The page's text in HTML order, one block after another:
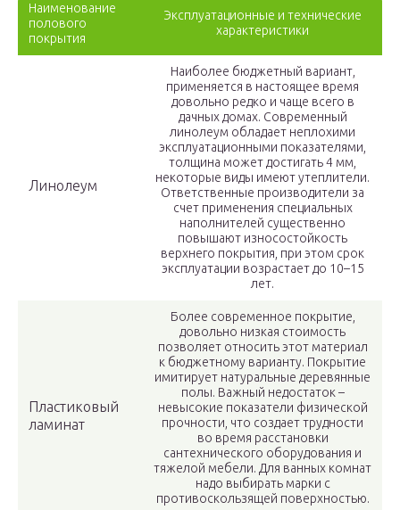
Наименование
полового
покрытия
Эксплуатационные и технические
характеристики
Линолеум
Наиболее бюджетный вариант,
применяется в настоящее время
довольно редко и чаще всего в
дачных домах. Современный
линолеум обладает неплохими
эксплуатационными показателями,
толщина может достигать 4 мм,
некоторые виды имеют утеплители.
Ответственные производители за
счет применения специальных
наполнителей существенно
повышают износостойкость
верхнего покрытия, при этом срок
эксплуатации возрастает до 10–15
лет.
Пластиковый
ламинат
Более современное покрытие,
довольно низкая стоимость
позволяет относить этот материал
к бюджетному варианту. Покрытие
имитирует натуральные деревянные
полы. Важный недостаток –
невысокие показатели физической
прочности, что создает трудности
во время расстановки
сантехнического оборудования и
тяжелой мебели. Для ванных комнат
надо выбирать марки с
противоскользящей поверхностью.